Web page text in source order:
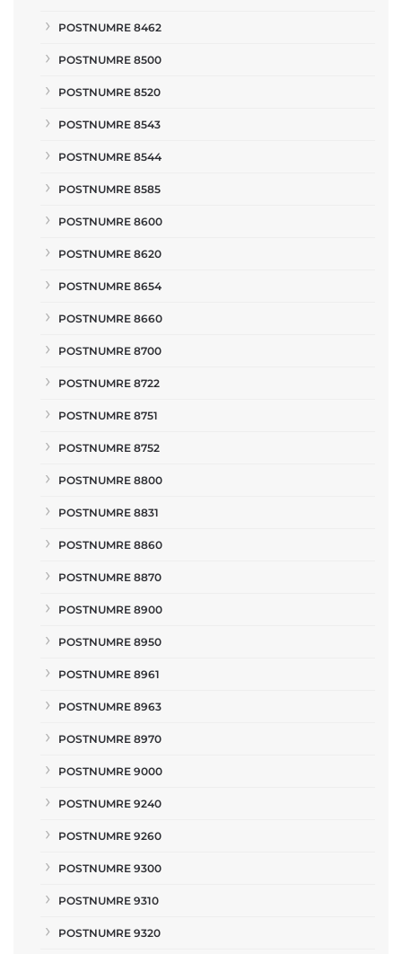
POSTNUMRE 8462
POSTNUMRE 8500
POSTNUMRE 8520
POSTNUMRE 8543
POSTNUMRE 8544
POSTNUMRE 8585
POSTNUMRE 8600
POSTNUMRE 8620
POSTNUMRE 8654
POSTNUMRE 8660
POSTNUMRE 8700
POSTNUMRE 8722
POSTNUMRE 8751
POSTNUMRE 8752
POSTNUMRE 8800
POSTNUMRE 8831
POSTNUMRE 8860
POSTNUMRE 8870
POSTNUMRE 8900
POSTNUMRE 8950
POSTNUMRE 8961
POSTNUMRE 8963
POSTNUMRE 8970
POSTNUMRE 9000
POSTNUMRE 9240
POSTNUMRE 9260
POSTNUMRE 9300
POSTNUMRE 9310
POSTNUMRE 9320